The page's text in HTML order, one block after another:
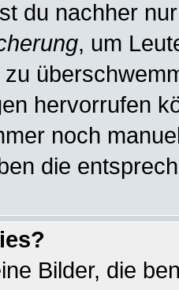
du nachher
, um
zu
hervorrufen
noch
die
Bilder, die